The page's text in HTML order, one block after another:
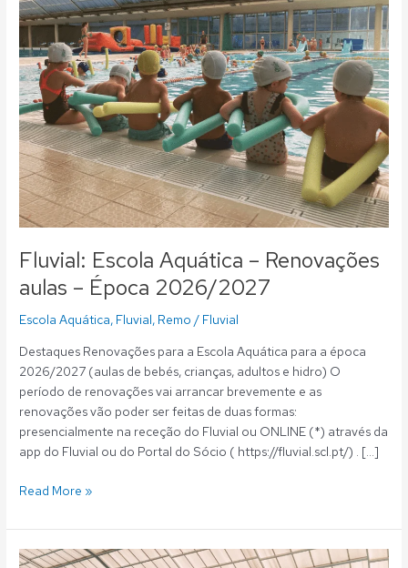
Fluvial: Escola Aquática – Renovações
aulas – Época 2026/2027
Escola Aquática, Fluvial, Remo / Fluvial
Destaques Renovações para a Escola Aquática para a época
2026/2027 (aulas de bebés, crianças, adultos e hidro) O
período de renovações vai arrancar brevemente e as
renovações vão poder ser feitas de duas formas:
presencialmente na receção do Fluvial ou ONLINE (*) através da
app do Fluvial ou do Portal do Sócio ( https://fluvial.scl.pt/) . […]
Renovações
aulas
–
Época
2026/2027
Read More »
Fluvial: